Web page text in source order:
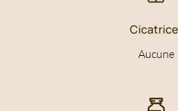
L'absence de traitement pour le
dentaires. Les injections deAucune